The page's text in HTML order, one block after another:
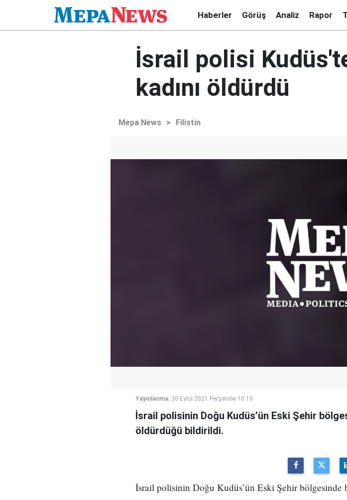
Haberler Görüş Analiz Rapor
İsrail polisi
kadını öldürdü
Mepa News > Filistin
Yayınlanma: 30 Eylül 2021 Perşembe 10:10
İsrail polisinin Doğu Kudüs’ün Eski Şehir
öldürdüğü bildirildi.
İsrail polisinin Doğu Kudüs’ün Eski Şehir